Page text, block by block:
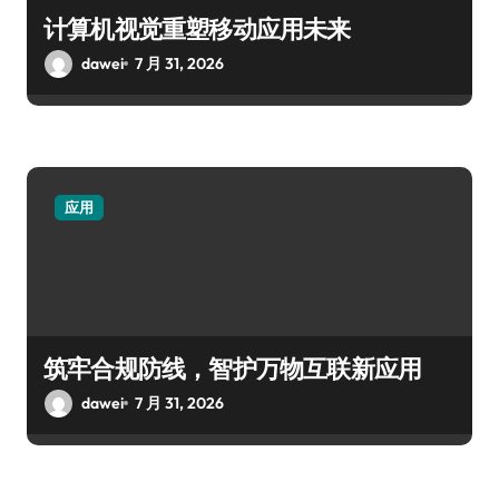
计算机视觉重塑移动应用未来
dawei 7 月 31, 2026
应用
筑牢合规防线，智护万物互联新应用
dawei 7 月 31, 2026